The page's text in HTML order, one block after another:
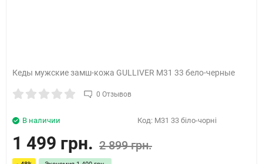
Кеды мужские замш-кожа GULLIVER M31 33 бело-черные
0 Отзывов
В наличии Код: M31 33 біло-чорні
1 499 грн. 2 899 грн.